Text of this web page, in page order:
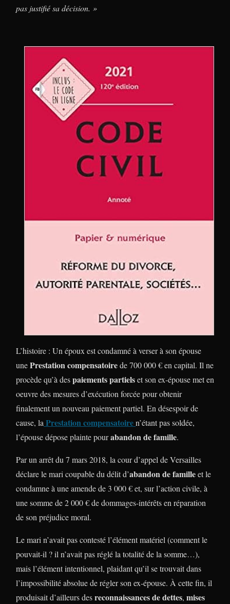
pas justifié sa décision. »
L’histoire : Un époux est condamné à verser à son épouse
unePrestation compensatoirede 700 000 € en capital. Il ne
procède qu’à despaiements partielset son ex-épouse met en
oeuvre des mesures d’exécution forcée pour obtenir
finalement un nouveau paiement partiel. En désespoir de
cause, la Prestation compensatoiren’étant pas soldée,
l’épouse dépose plainte pourabandon de famille.
Par un arrêt du 7 mars 2018, la cour d’appel de Versailles
déclare le mari coupable du délit d’abandon de familleet le
condamne à une amende de 3 000 € et, sur l’action civile, à
une somme de 2 000 € de dommages-intérêts en réparation
de son préjudice moral.
Le mari n’avait pas contesté l’élément matériel (comment le
pouvait-il ? il n’avait pas réglé la totalité de la somme…),
mais l’élément intentionnel, plaidant qu’il se trouvait dans
l’impossibilité absolue de régler son ex-épouse. À cette fin, il
produisait d’ailleurs desreconnaissances de dettes, mises